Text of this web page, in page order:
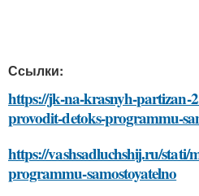
Ссылки:
https://jk-na-krasnyh-partizan-
provodit-detoks-programmu-
https://vashsadluchshij.ru/stati/
programmu-samostoyatelno